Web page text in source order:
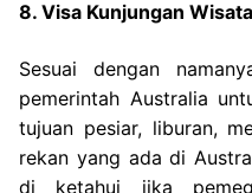
8. Visa Kunjungan Wisata
Sesuai dengan
pemerintah Australia
tujuan pesiar, liburan,
rekan yang ada di
di ketahui jika